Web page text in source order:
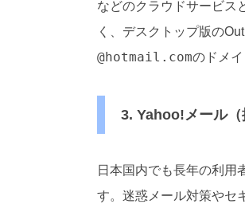
などのクラウドサービス
く、デスクトップ版の
@hotmail.comのドメ
3. Yahoo!メール
日本国内でも長年の利用
す。迷惑メール対策やセ